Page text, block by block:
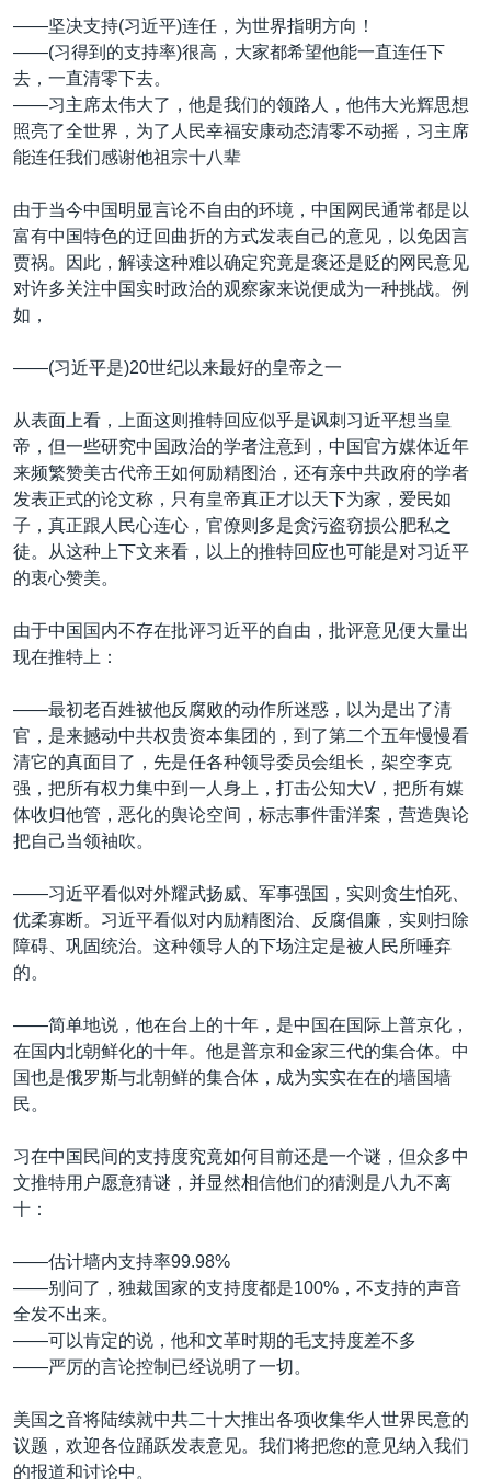
——坚决支持(习近平)连任，为世界指明方向！
——(习得到的支持率)很高，大家都希望他能一直连任下
去，一直清零下去。
——习主席太伟大了，他是我们的领路人，他伟大光辉思想
照亮了全世界，为了人民幸福安康动态清零不动摇，习主席
能连任我们感谢他祖宗十八辈
由于当今中国明显言论不自由的环境，中国网民通常都是以
富有中国特色的迂回曲折的方式发表自己的意见，以免因言
贾祸。因此，解读这种难以确定究竟是褒还是贬的网民意见
对许多关注中国实时政治的观察家来说便成为一种挑战。例
如，
——(习近平是)20世纪以来最好的皇帝之一
从表面上看，上面这则推特回应似乎是讽刺习近平想当皇
帝，但一些研究中国政治的学者注意到，中国官方媒体近年
来频繁赞美古代帝王如何励精图治，还有亲中共政府的学者
发表正式的论文称，只有皇帝真正才以天下为家，爱民如
子，真正跟人民心连心，官僚则多是贪污盗窃损公肥私之
徒。从这种上下文来看，以上的推特回应也可能是对习近平
的衷心赞美。
由于中国国内不存在批评习近平的自由，批评意见便大量出
现在推特上：
——最初老百姓被他反腐败的动作所迷惑，以为是出了清
官，是来撼动中共权贵资本集团的，到了第二个五年慢慢看
清它的真面目了，先是任各种领导委员会组长，架空李克
强，把所有权力集中到一人身上，打击公知大V，把所有媒
体收归他管，恶化的舆论空间，标志事件雷洋案，营造舆论
把自己当领袖吹。
——习近平看似对外耀武扬威、军事强国，实则贪生怕死、
优柔寡断。习近平看似对内励精图治、反腐倡廉，实则扫除
障碍、巩固统治。这种领导人的下场注定是被人民所唾弃
的。
——简单地说，他在台上的十年，是中国在国际上普京化，
在国内北朝鲜化的十年。他是普京和金家三代的集合体。中
国也是俄罗斯与北朝鲜的集合体，成为实实在在的墙国墙
民。
习在中国民间的支持度究竟如何目前还是一个谜，但众多中
文推特用户愿意猜谜，并显然相信他们的猜测是八九不离
十：
——估计墙内支持率99.98%
——别问了，独裁国家的支持度都是100%，不支持的声音
全发不出来。
——可以肯定的说，他和文革时期的毛支持度差不多
——严厉的言论控制已经说明了一切。
美国之音将陆续就中共二十大推出各项收集华人世界民意的
议题，欢迎各位踊跃发表意见。我们将把您的意见纳入我们
的报道和讨论中。